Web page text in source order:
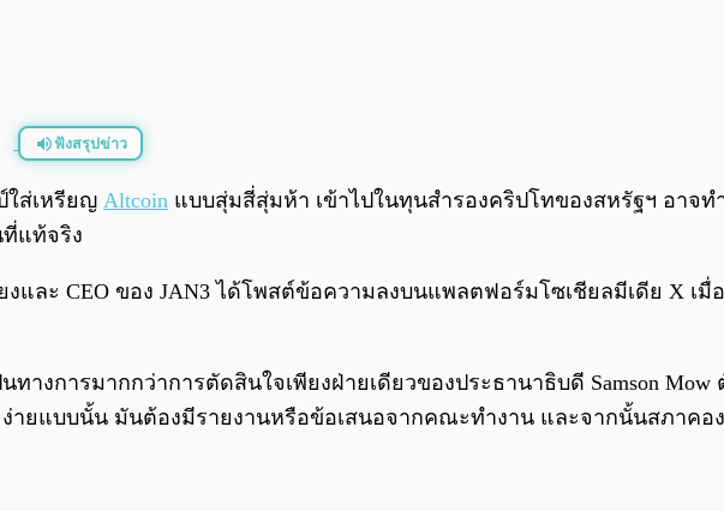
ฟังสรุปข่าว
ใส่เหรียญ Altcoin แบบสุ่มสี่สุ่มห้า เข้าไปในทุนสำรองคริปโทของสหรัฐฯ อาจ
ที่แท้จริง
งและ CEO ของ JAN3 ได้โพสต์ข้อความลงบนแพลตฟอร์มโซเชียลมีเดีย X เ
ทางการมากกว่าการตัดสินใจเพียงฝ่ายเดียวของประธานาธิบดี Samson
ายแบบนั้น มันต้องมีรายงานหรือข้อเสนอจากคณะทำงาน และจากนั้นสภาคอ